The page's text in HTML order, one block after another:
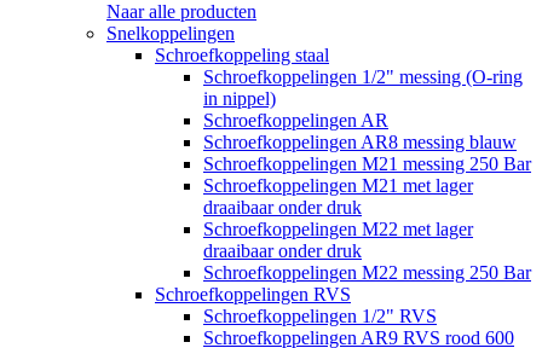
Naar alle producten
Snelkoppelingen
Schroefkoppeling staal
Schroefkoppelingen 1/2" messing (O-ring
in nippel)
Schroefkoppelingen AR
Schroefkoppelingen AR8 messing blauw
Schroefkoppelingen M21 messing 250 Bar
Schroefkoppelingen M21 met lager
draaibaar onder druk
Schroefkoppelingen M22 met lager
draaibaar onder druk
Schroefkoppelingen M22 messing 250 Bar
Schroefkoppelingen RVS
Schroefkoppelingen 1/2" RVS
Schroefkoppelingen AR9 RVS rood 600